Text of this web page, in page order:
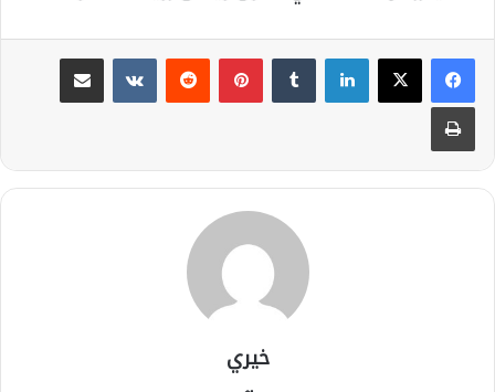
لينكدإن بينتيريست
مشاركة عبر البريد
طباعة
خيري